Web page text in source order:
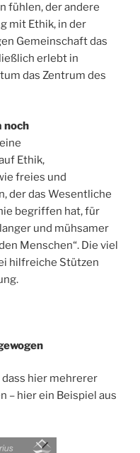
fühlen, der andere
mit Ethik, in der
Gemeinschaft das
erlebt in
das Zentrum des
noch
Ethik,
freies und
der das Wesentliche
begriffen hat, für
und mühsamer
Menschen“. Die viel
hilfreiche Stützen
hier mehrerer
– hier ein Beispiel aus